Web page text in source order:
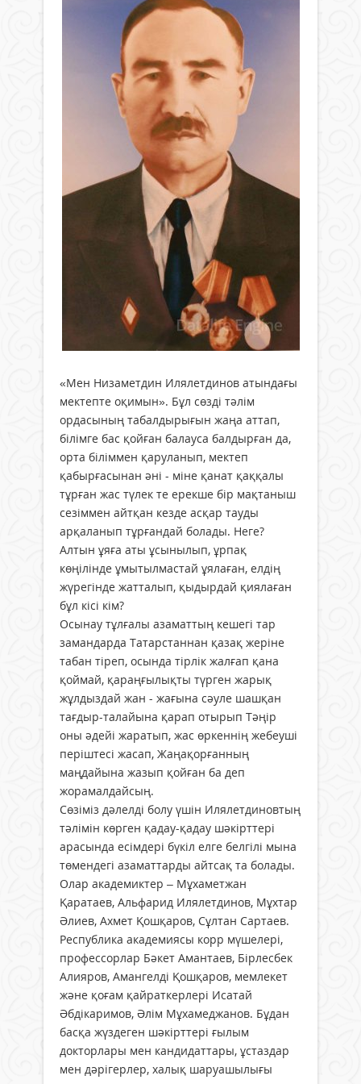
«Мен Низаметдин Илялетдинов атындағы
мектепте оқимын». Бұл сөзді тәлім
ордасының табалдырығын жаңа аттап,
білімге бас қойған балауса балдырған да,
орта біліммен қаруланып, мектеп
қабырғасынан әні - міне қанат қаққалы
тұрған жас түлек те ерекше бір мақтаныш
сезіммен айтқан кезде асқар тауды
арқаланып тұрғандай болады. Неге?
Алтын ұяға аты ұсынылып, ұрпақ
көңілінде ұмытылмастай ұялаған, елдің
жүрегінде жатталып, қыдырдай қиялаған
бұл кісі кім?
Осынау тұлғалы азаматтың кешегі тар
замандарда Татарстаннан қазақ жеріне
табан тіреп, осында тірлік жалғап қана
қоймай, қараңғылықты түрген жарық
жұлдыздай жан - жағына сәуле шашқан
тағдыр-талайына қарап отырып Тәңір
оны әдейі жаратып, жас өркеннің жебеуші
періштесі жасап, Жаңақорғанның
маңдайына жазып қойған ба деп
жорамалдайсың.
Сөзіміз дәлелді болу үшін Илялетдиновтың
тәлімін көрген қадау-қадау шәкірттері
арасында есімдері бүкіл елге белгілі мына
төмендегі азаматтарды айтсақ та болады.
Олар академиктер – Мұхаметжан
Қаратаев, Альфарид Илялетдинов, Мұхтар
Әлиев, Ахмет Қошқаров, Сұлтан Сартаев.
Республика академиясы корр мүшелері,
профессорлар Бәкет Амантаев, Бірлесбек
Алияров, Амангелді Қошқаров, мемлекет
және қоғам қайраткерлері Исатай
Әбдікаримов, Әлім Мұхамеджанов. Бұдан
басқа жүздеген шәкірттері ғылым
докторлары мен кандидаттары, ұстаздар
мен дәрігерлер, халық шаруашылығы